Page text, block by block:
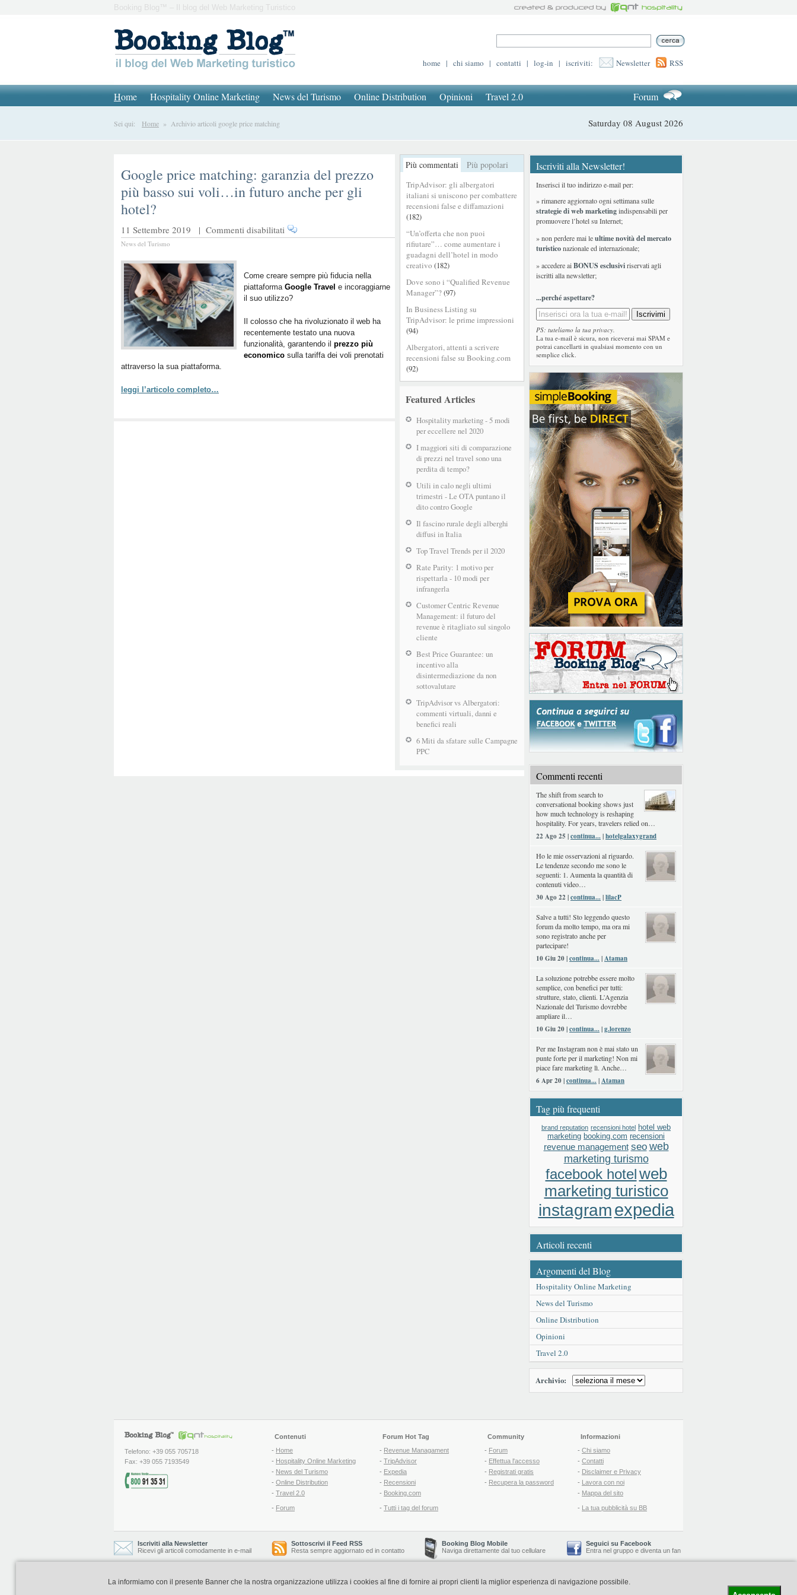
Booking Blog™ – Il blog del Web Marketing Turistico
home | chi siamo | contatti | log-in | iscriviti: Newsletter RSS
Home Hospitality Online Marketing News del Turismo Online Distribution Opinioni Travel 2.0 Forum
Sei qui: Home » Archivio articoli google price matching Saturday 08 August 2026
Più commentati Più popolari
TripAdvisor: gli albergatori
italiani si uniscono per combattere
recensioni false e diffamazioni
(182)
“Un’offerta che non puoi
rifiutare”… come aumentare i
guadagni dell’hotel in modo
creativo (182)
Dove sono i “Qualified Revenue
Manager”?(97)
In Business Listing su
TripAdvisor: le prime impressioni
(94)
Albergatori, attenti a scrivere
recensioni false su Booking.com
(92)
Featured Articles
Hospitality marketing - 5 modi
per eccellere nel 2020
I maggiori siti di comparazione
di prezzi nel travel sono una
perdita di tempo?
Utili in calo negli ultimi
trimestri - Le OTA puntano il
dito contro Google
Il fascino rurale degli alberghi
diffusi in Italia
Top Travel Trends per il 2020
Rate Parity: 1 motivo per
rispettarla - 10 modi per
infrangerla
Customer Centric Revenue
Management: il futuro del
revenue è ritagliato sul singolo
cliente
Best Price Guarantee: un
incentivo alla
disintermediazione da non
sottovalutare
TripAdvisor vs Albergatori:
commenti virtuali, danni e
benefici reali
6 Miti da sfatare sulle Campagne
PPC
Google price matching: garanzia del prezzo
più basso sui voli…in futuro anche per gli
hotel?
11 Settembre 2019 | Commenti disabilitati su
Google
garanzia
del
prezzo
basso
sui
voli…
in
News del Turismo
Come creare sempre più fiducia nella
piattaforma Google Travel e incoraggiarne
il suo utilizzo?
Il colosso che ha rivoluzionato il web ha
recentemente testato una nuova
funzionalità, garantendo il prezzo più
economico sulla tariffa dei voli prenotati
attraverso la sua piattaforma.
leggi l’articolo completo…
Iscriviti alla Newsletter!
Inserisci il tuo indirizzo e-mail per:
» rimanere aggiornato ogni settimana sulle
strategie di web marketingindispensabili per
promuovere l’hotel su Internet;
» non perdere mai leultime novità del mercato
turisticonazionale ed internazionale;
» accedere aiBONUS esclusiviriservati agli
iscritti alla newsletter;
...perché aspettare?
PS: tuteliamo la tua privacy.
La tua e-mail è sicura, non riceverai mai SPAM e
potrai cancellarti in qualsiasi momento con un
semplice click.
Commenti recenti
The shift from search to
conversational booking shows just
how much technology is reshaping
hospitality. For years, travelers relied on…
22 Ago 25 |continua...|hotelgalaxygrand
Ho le mie osservazioni al riguardo.
Le tendenze secondo me sono le
seguenti: 1. Aumenta la quantità di
contenuti video…
30 Ago 22 |continua...|lilacP
Salve a tutti! Sto leggendo questo
forum da molto tempo, ma ora mi
sono registrato anche per
partecipare!
10 Giu 20 |continua...|Ataman
La soluzione potrebbe essere molto
semplice, con benefici per tutti:
strutture, stato, clienti. L'Agenzia
Nazionale del Turismo dovrebbe
ampliare il…
10 Giu 20 |continua...|g.lorenzo
Per me Instagram non è mai stato un
punte forte per il marketing! Non mi
piace fare marketing lì. Anche…
6 Apr 20 |continua...|Ataman
Tag più frequenti
brand reputation recensioni hotel hotel web
marketing booking.com recensioni
revenue management seo web
marketing turismo
facebook hotelweb
marketing turistico
instagramexpedia
Articoli recenti
Argomenti del Blog
Hospitality Online Marketing
News del Turismo
Online Distribution
Opinioni
Travel 2.0
Archivio:
Telefono: +39 055 705718
Fax: +39 055 7193549
Contenuti
- Home
- Hospitality Online Marketing
- News del Turismo
- Online Distribution
- Travel 2.0
- Forum
Forum Hot Tag
- Revenue Managament
- TripAdvisor
- Expedia
- Recensioni
- Booking.com
- Tutti i tag del forum
Community
- Forum
- Effettua l'accesso
- Registrati gratis
- Recupera la password
Informazioni
- Chi siamo
- Contatti
- Disclaimer e Privacy
- Lavora con noi
- Mappa del sito
- La tua pubblicità su BB
Iscriviti alla Newsletter
Ricevi gli articoli comodamente in e-mail
Sottoscrivi il Feed RSS
Resta sempre aggiornato ed in contatto
Booking Blog Mobile
Naviga direttamente dal tuo cellulare
Seguici su Facebook
Entra nel gruppo e diventa un fan
Booking Blog è realizzato e curato da Copyright © 2006-2026 QNT S.r.l. Socio Unico -www.qnt.it-Booking Blog™ -Il blog del Web Marketing Turistico
La informiamo con il presente Banner che la nostra organizzazione utilizza i cookies al fine di fornire ai propri clienti la miglior esperienza di navigazione possibile.